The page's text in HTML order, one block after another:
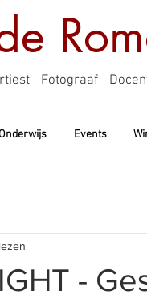
- Fotograaf -
Onderwijs Events
-